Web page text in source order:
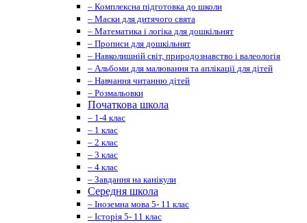
– Комплексна підготовка до школи
– Маски для дитячого свята
– Математика і логіка для дошкільнят
– Прописи для дошкільнят
– Навколишній світ, природознавство і валеологія
– Альбоми для малювання та аплікації для дітей
– Навчання читанню дітей
– Розмальовки
Початкова школа
– 1-4 клас
– 1 клас
– 2 клас
– 3 клас
– 4 клас
– Завдання на канікули
Середня школа
– Іноземна мова 5- 11 клас
– Історія 5- 11 клас